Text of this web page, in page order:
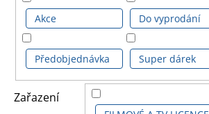
Akce Do vyprodání
Předobjednávka Super dárek
Zařazení